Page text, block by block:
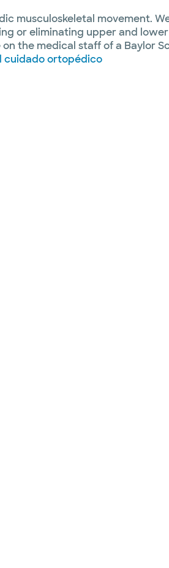
musculoskeletal movement.
or eliminating upper and
the medical staff of a Baylor
cuidado ortopédico